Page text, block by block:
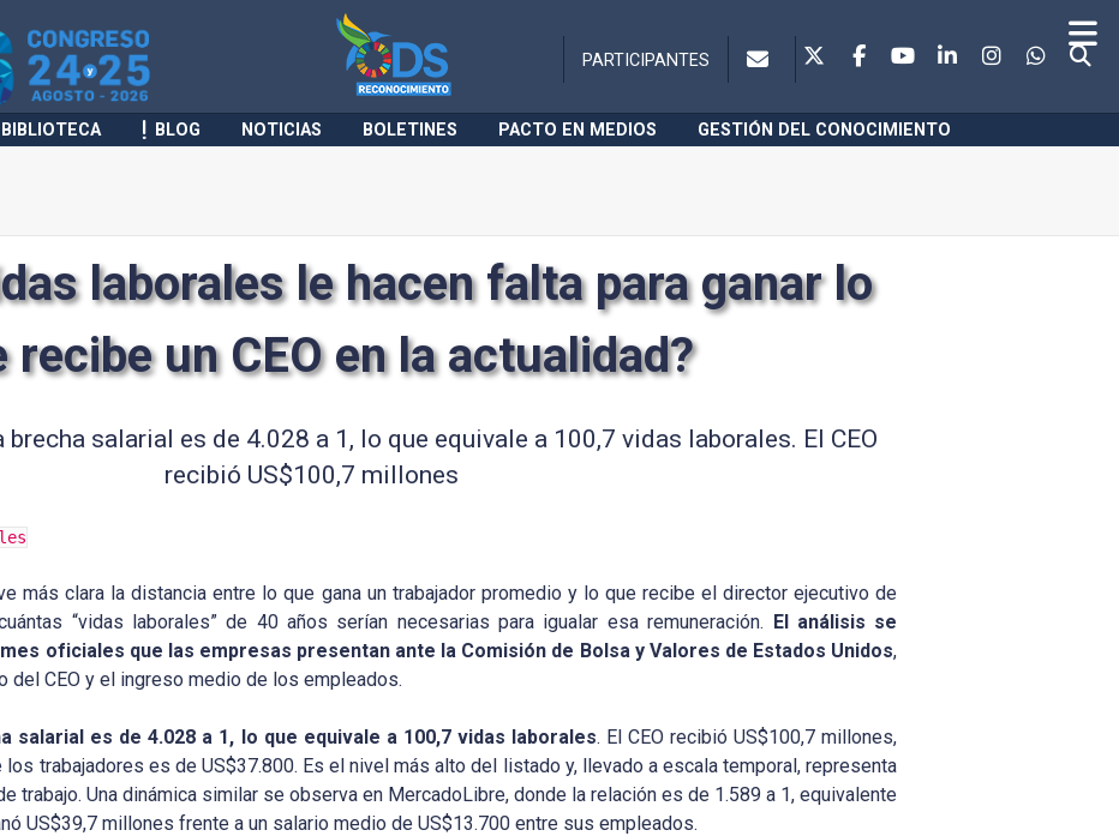
PARTICIPANTES
BIBLIOTECA BLOG NOTICIAS BOLETINES PACTO EN MEDIOS GESTIÓN DEL CONOCIMIENTO
laborales le hacen falta para ganar lo
recibe un CEO en la actualidad?
salarial es de 4.028 a 1, lo que equivale a 100,7 vidas laborales. El CEO
recibió US$100,7 millones
más clara la distancia entre lo que gana un trabajador promedio y lo que recibe el director ejecutivo de
“vidas laborales” de 40 años serían necesarias para igualar esa remuneración. El análisis se
oficiales que las empresas presentan ante la Comisión de Bolsa y Valores de Estados Unidos,
del CEO y el ingreso medio de los empleados.
salarial es de 4.028 a 1, lo que equivale a 100,7 vidas laborales. El CEO recibió US$100,7 millones,
trabajadores es de US$37.800. Es el nivel más alto del listado y, llevado a escala temporal, representa
trabajo. Una dinámica similar se observa en MercadoLibre, donde la relación es de 1.589 a 1, equivalente
US$39,7 millones frente a un salario medio de US$13.700 entre sus empleados.